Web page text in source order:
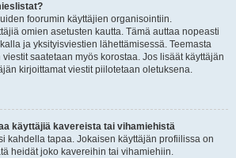
foorumin käyttäjien organisointiin.
omien asetusten kautta. Tämä auttaa nopeasti
ja yksityisviestien lähettämisessä. Teemasta
saatetaan myös korostaa. Jos lisäät käyttäjän
kirjoittamat viestit piilotetaan oletuksena.
käyttäjiä kavereista tai vihamiehistä
kahdella tapaa. Jokaisen käyttäjän profiilissa on
heidät joko kavereihin tai vihamiehiin.